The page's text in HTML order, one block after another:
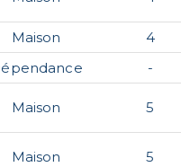
Maison
4
-
Maison 5
Maison 5